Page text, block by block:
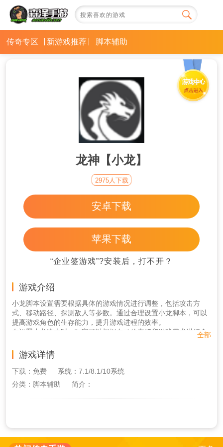
传奇专区 新游戏推荐 脚本辅助
龙神【小龙】
2975人下载
安卓下载
苹果下载
“企业签游戏”?安装后，打不开？
游戏介绍
小龙脚本设置需要根据具体的游戏情况进行调整，包括攻击方
式、移动路径、探测敌人等参数。通过合理设置小龙脚本，可以
提高游戏角色的生存能力，提升游戏进程的效率。
在设置小龙脚本时，玩家可以根据自己的喜好和游戏需求进行个
复杂的游戏场景。
全部
游戏详情
下载：免费
系统：7.1/8.1/10系统
分类：脚本辅助
简介：